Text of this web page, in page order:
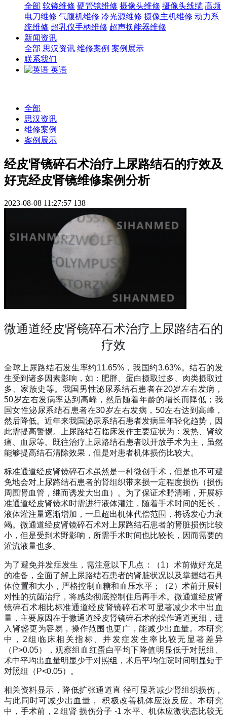
全部 软镜维修 硬管镜维修 摄像头维修 摄像头线缆 高频
电刀维修 气腹机维修 冷光源维修 摄像主机维修 动力系
统维修 超乳仪手柄维修 超声换能器维修
新闻资讯
全部 思汉资讯 维修案例 案例展示
联系我们
英语
全部
思汉资讯
维修案例
案例展示
经皮肾镜碎石术治疗上尿路结石的疗效及
好克经皮肾镜维修案例分析
2023-08-08 11:27:57 138
微通道经皮肾镜碎石术治疗上尿路结石的
疗效
全球上尿路结石发生率约11.65%，我国约3.63%。结石的发
生受到诸多因素影响，如：肥胖、蛋白摄取过多、肉类摄取过
多、家族史等。我国男性泌尿系结石患者在20岁左右发病，
50岁左右发病率达到高峰，然后随着年龄的增长而降低；我
国女性泌尿系结石患者在30岁左右发病， 50左右达到高峰，
然后降低。近年来我国泌尿系结石患者发病呈年轻化趋势，因
此需提高警惕。上尿路结石临床发作主要症状为：发热、肾绞
痛、血尿等。既往治疗上尿路结石患者以开放手术为主，虽然
能够提高结石清除效果，但是对患者机体损伤比较大。
标准通道经皮肾镜碎石术虽然是一种微创手术，但是也不可避
免地会对上尿路结石患者的肾组织带来损一定程度损伤（损伤
周围肾血管，继而诱发大出血）。为了保证术野清晰，开展标
准通道经皮肾镜术时需进行液体灌注，随着手术时间的延长，
液体灌注量逐渐增加，一旦超出机体代偿范围，将诱发心力衰
竭。微通道经皮肾镜碎石术对上尿路结石患者的肾脏损伤比较
小，但是受到术野影响，所需手术时间也比较长，因而需要的
灌流液量也多。
为了避免并发症发生，需注意以下几点：（1）术前做好充足
的准备，全面了解上尿路结石患者的肾脏状况以及掌握结石具
体位置和大小，严格控制血糖和血压水平；（2 ）术前开展针
对性的抗菌治疗，将感染彻底控制住后再手术。微通道经皮肾
镜碎石术相比标准通道经皮肾镜碎石术可显著减少术中出血
量，主要原因在于微通道经皮肾镜碎石术的操作通道更细，进
入肾盏更为容易，操作范围也更广，能减少出血量。本研究
中， 2组临床相关指标、并发症发生率比较无显著差异
（ P>0.05），观察组血红蛋白平均下降值明显低于对照组、
术中平均出血量明显少于对照组，术后平均住院时间明显短于
对照组（ P<0.05）。
相关资料显示，降低扩张通道直 径可显著减少肾组织损伤，
与此同时可减少出血量，
积极改善机体应激反应。本研究
中，手术前， 2组肾 损伤分子 -1 水平、机体应激状态比较无